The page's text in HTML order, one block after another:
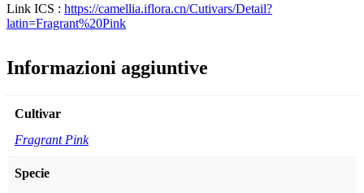
Link ICS : https://camellia.iflora.cn/Cutivars/Detail?
latin=Fragrant%20Pink
Informazioni aggiuntive
Cultivar
Fragrant Pink
Specie